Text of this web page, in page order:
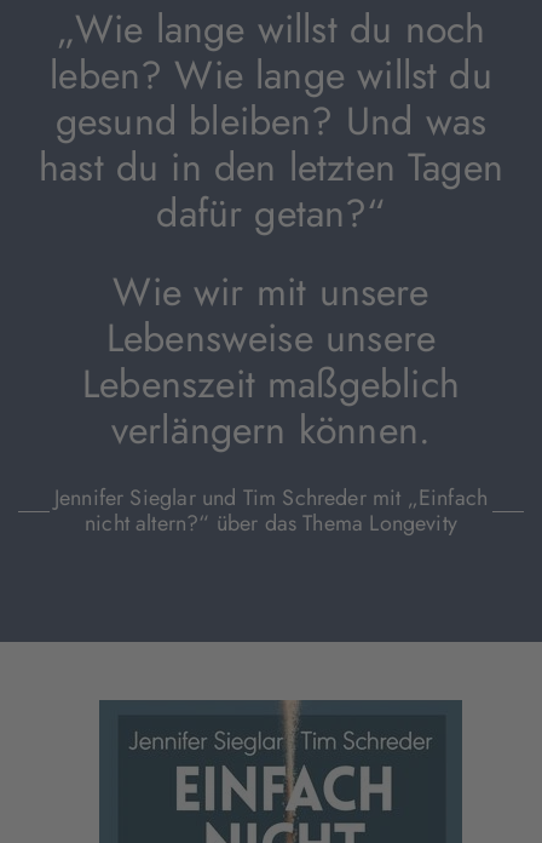
„Wie lange willst du noch
leben? Wie lange willst du
gesund bleiben? Und was
hast du in den letzten Tagen
dafür getan?“
Wie wir mit unsere
Lebensweise unsere
Lebenszeit maßgeblich
verlängern können.
Jennifer Sieglar und Tim Schreder mit „Einfach
nicht altern?“ über das Thema Longevity